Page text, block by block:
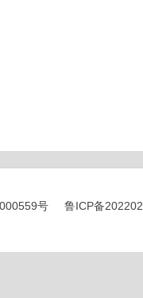
号 鲁ICP备